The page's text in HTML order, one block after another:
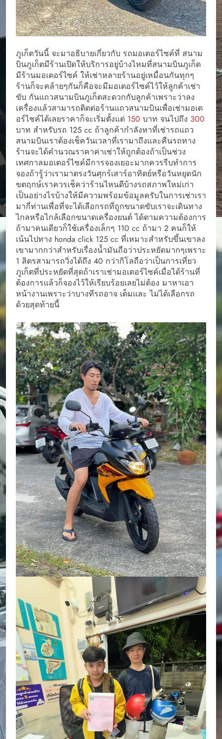
ภูเก็ตวันนี้ จะมาอธิบายเกี่ยวกับ รถมอเตอร์ไซค์ที่ สนาม
บินภูเก็ตมีร้านเปิดให้บริการอยู่บ้างไหมที่สนามบินภูเก็ต
มีร้านมอเตอร์ไซค์ ให้เช่าหลายร้านอยู่เหมื่อนกันทุกๆ
ร้านก็จะคล้ายๆกันก็คือจะมีมอเตอร์ไซค์ไว้ให้ลูกค้าเช่า
ขับ กันแถวสนามบินภูเก็ตสะดวกกับลูกค้าเพราะว่าลง
เครื่องแล้วสามารถติดต่อร้านแถวสนามบินเพื่อเช่ามอเต
อร์ไชค์ได้เลยราคาก็จะเริ่มตั้งแต่ 150 บาท จนไปถึง 300
บาท สําหรับรถ 125 cc ถ้าลูกค้ากําลังหาที่เช่ารถแถว
สนามบินเราต้องเช็ควันเวลาที่เรามาถึงและคืนรถทาง
ร้านจะได้คำนวณราคาค่าเช่าให้ถูกต้องถ้าเป็นช่วง
เทศกาลมอเตอร์ไซค์มีการจองเยอะมากควรรีบทำการ
จองถ้ารู้ว่าเรามาตรงวันศุกร์เสาร์อาทิตย์หรือวันหยุดนัก
ขตฤกษ์เราควรเช็คว่าร้านไหนดีบ้างรถสภาพใหม่เก่า
เป็นอย่างไรบ้างให้มีความพร้อมข้อมูลครับในการเช่าเรา
มากี่ท่านเพื่อที่จะได้เลือกรถที่ถูกขนาดขับเราจะเดินทาง
ไกลหรือไกล้เลือกขนาดเครื่องยนต์ ได้ตามความต้องการ
ถ้ามาคนเดียวก็ใช้เครื่องเล็กๆ 110 cc ถ้ามา 2 คนก็ให้
เน้นไปทาง honda click 125 cc ที่เหมาะสำหรับขึ้นเขาลง
เขามากกว่าสำหรับเรื่องนํ้ามันถือว่าประหยัดมากๆเพราะ
1 ลิตรสามารถวิ่งได้ถึง 40 กว่ากิโลถือว่าเป็นการเที่ยว
ภูเก็ตที่ประหยัดที่สุดถ้าเราเช่ามอเตอร์ไซค์เมื่อได้ร้านที่
ต้องการแล้วก็จองไว้ให้เรียบร้อยเลยไม่ต้อง มาหาเอา
หน้างานเพราะว่าบางทีรถอาจ เต็มและ ไม่ได้เลือกรถ
ด้วยสุดท้ายนี้